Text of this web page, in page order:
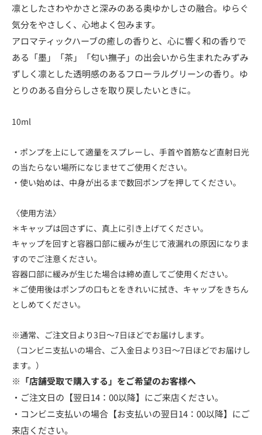
凛としたさわやかさと深みのある奥ゆかしさの融合。ゆらぐ
気分をやさしく、心地よく包みます。
アロマティックハーブの癒しの香りと、心に響く和の香りで
ある「墨」「茶」「匂い撫子」の出会いから生まれたみずみ
ずしく凛とした透明感のあるフローラルグリーンの香り。ゆ
とりのある自分らしさを取り戻したいときに。
10ml
・ポンプを上にして適量をスプレーし、手首や首筋など直射日光
の当たらない場所になじませてご使用ください。
・使い始めは、中身が出るまで数回ポンプを押してください。
〈使用方法〉
＊キャップは回さずに、真上に引き上げてください。
キャップを回すと容器口部に緩みが生じて液漏れの原因になりま
すのでご注意ください。
容器口部に緩みが生じた場合は締め直してご使用ください。
＊ご使用後はポンプの口もとをきれいに拭き、キャップをきちん
としめてください。
※通常、ご注文日より3日～7日ほどでお届けします。
（コンビニ支払いの場合、ご入金日より3日～7日ほどでお届けし
ます。）
※「店舗受取で購入する」をご希望のお客様へ
・ご注文日の【翌日14：00以降】にご来店ください。
・コンビニ支払いの場合【お支払いの翌日14：00以降】にご
来店ください。